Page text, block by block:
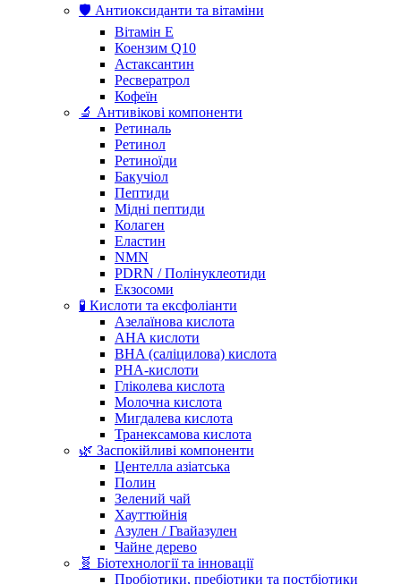
🛡️ Антиоксиданти та вітаміни
Вітамін Е
Коензим Q10
Астаксантин
Ресвератрол
Кофеїн
🔬 Антивікові компоненти
Ретиналь
Ретинол
Ретиноїди
Бакучіол
Пептиди
Мідні пептиди
Колаген
Еластин
NMN
PDRN / Полінуклеотиди
Екзосоми
🧪 Кислоти та ексфоліанти
Азелаїнова кислота
AHA кислоти
BHA (саліцилова) кислота
PHA-кислоти
Гліколева кислота
Молочна кислота
Мигдалева кислота
Транексамова кислота
🌿 Заспокійливі компоненти
Центелла азіатська
Полин
Зелений чай
Хауттюйнія
Азулен / Гвайазулен
Чайне дерево
🧬 Біотехнології та інновації
Пробіотики, пребіотики та постбіотики